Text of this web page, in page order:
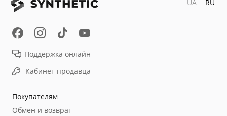
Покупателям
Обмен и возврат
Поддержка онлайн
Кабинет продавца
UA RU